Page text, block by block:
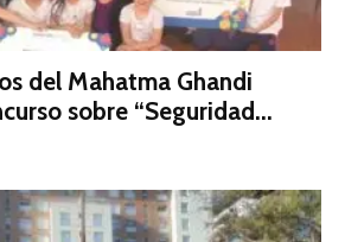
del Mahatma Ghandi
sobre “Seguridad...